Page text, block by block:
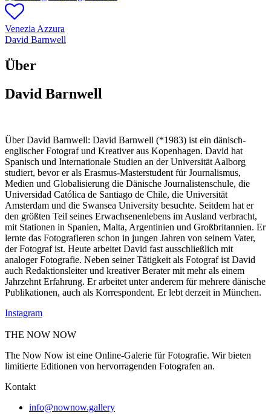
Venezia Azzura
David Barnwell
Über
David Barnwell
Über David Barnwell: David Barnwell (*1983) ist ein dänisch-
englischer Fotograf und Kreativer aus Kopenhagen. David hat
Spanisch und Internationale Studien an der Universität Aalborg
studiert, bevor er als Erasmus-Masterstudent für Journalismus,
Medien und Globalisierung die Dänische Journalistenschule, die
Universidad Católica de Santiago de Chile, die Universität
Amsterdam und die Swansea University besuchte. Seitdem hat er
den größten Teil seines Erwachsenenlebens im Ausland verbracht,
mit Stationen in Spanien, Malta, Argentinien und Großbritannien. Er
lernte das Fotografieren schon in jungen Jahren von seinem Vater,
der Fotograf ist. Heute arbeitet David fast ausschließlich mit
analoger Fotografie. Neben seiner Tätigkeit als Fotograf ist David
auch Redaktionsleiter und kreativer Berater mit mehr als einem
Jahrzehnt Erfahrung. Er arbeitet unter anderem für mehrere dänische
Publikationen, auch als Korrespondent. Er lebt derzeit in München.
Instagram
THE NOW NOW
The Now Now ist eine Online-Galerie für Fotografie. Wir bieten
limitierte Editionen von hervorragenden Fotografen an.
Kontakt
info@nownow.gallery